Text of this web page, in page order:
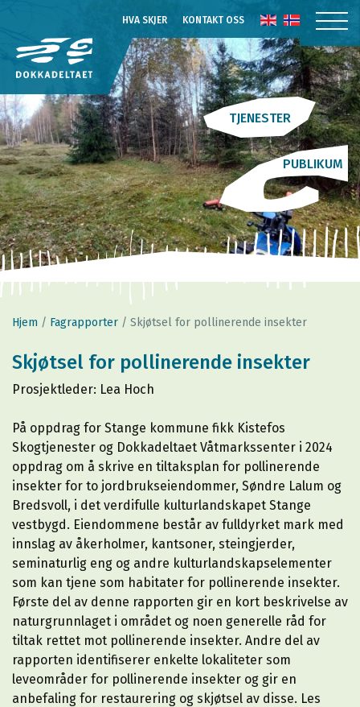
HVA SKJER KONTAKT OSS
TJENESTER
PUBLIKUM
Hjem / Fagrapporter / Skjøtsel for pollinerende insekter
Skjøtsel for pollinerende insekter
Prosjektleder: Lea Hoch
På oppdrag for Stange kommune fikk Kistefos
Skogtjenester og Dokkadeltaet Våtmarkssenter i 2024
oppdrag om å skrive en tiltaksplan for pollinerende
insekter for to jordbrukseiendommer, Søndre Lalum og
Bredsvoll, i det verdifulle kulturlandskapet Stange
vestbygd. Eiendommene består av fulldyrket mark med
innslag av åkerholmer, kantsoner, steingjerder,
seminaturlig eng og andre kulturlandskapselementer
som kan tjene som habitater for pollinerende insekter.
Første del av denne rapporten gir en kort beskrivelse av
naturgrunnlaget i området og noen generelle råd for
tiltak rettet mot pollinerende insekter. Andre del av
rapporten identifiserer enkelte lokaliteter som
leveområder for pollinerende insekter og gir en
anbefaling for restaurering og skjøtsel av disse. Les